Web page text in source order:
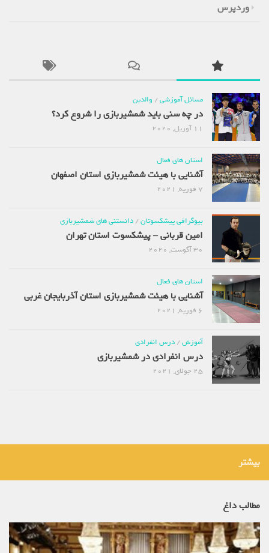
وردپرس
مسائل آموزشی/والدین
در چه سنی باید شمشیربازی را شروع کرد؟
استان های فعال
آشنایی با هیئت شمشیربازی استان اصفهان
بیوگرافی پیشکسوتان/دانستنی های شمشیربازی
امین قربانی – پیشکسوت استان تهران
استان های فعال
آشنایی با هیئت شمشیربازی استان آذربایجان غربی
آموزش/درس انفرادی
درس انفرادی در شمشیربازی
بیشتر
مطالب داغ